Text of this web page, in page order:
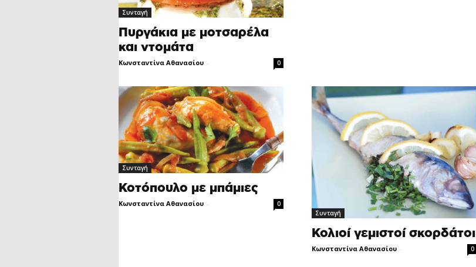
Συνταγή
Πυργάκια με μοτσαρέλα
και ντομάτα
Κωνσταντίνα Αθανασίου - 0
Συνταγή
Κοτόπουλο με μπάμιες
Κωνσταντίνα Αθανασίου -
0
Συνταγή
Κολιοί γεμιστοί σκορδάτοι
Κωνσταντίνα Αθανασίου - 0